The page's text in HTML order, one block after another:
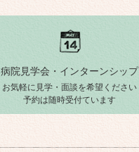
病院見学会・インターンシップ
お気軽に見学・面談を希望ください
予約は随時受付ています